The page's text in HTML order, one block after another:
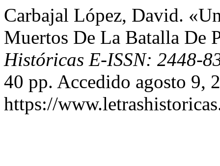
Carbajal López, David.
Muertos De La Batalla De
Históricas E-ISSN: 2448-
40 pp. Accedido agosto 9,
https://